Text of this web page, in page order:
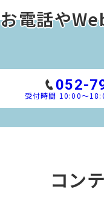
お電話や
052-
受付時間 10:00～
コン